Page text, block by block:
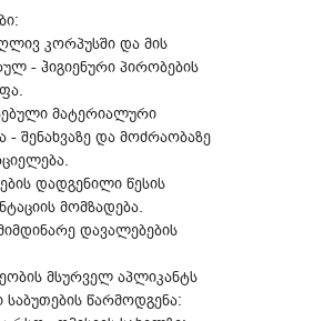
კორპუსში და მის
- ჰიგიენური პირობების
მატერიალური
- შენახვაზე და მოძრაობაზე
დადგენილი წესის
მომზადება.
დავალებების
მსურველ აპლიკანტს
წარმოდგენა: